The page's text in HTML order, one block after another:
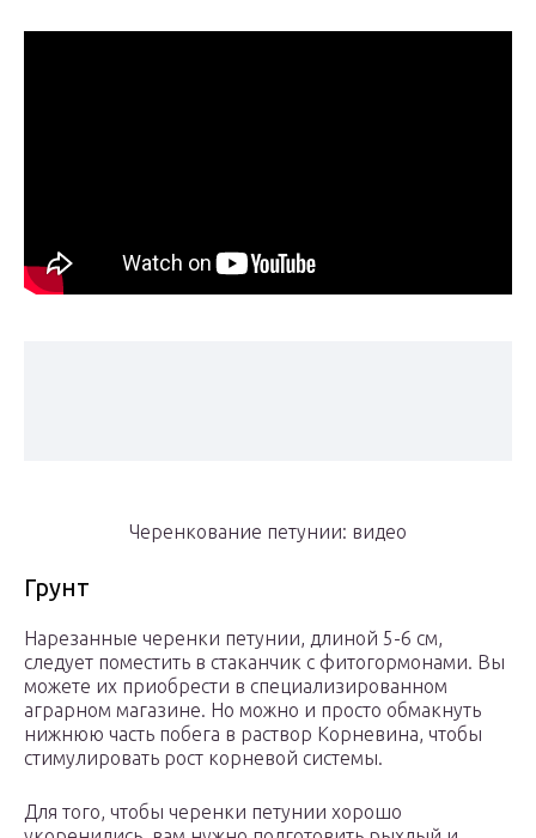
Черенкование петунии: видео
Грунт
Нарезанные черенки петунии, длиной 5-6 см,
следует поместить в стаканчик с фитогормонами. Вы
можете их приобрести в специализированном
аграрном магазине. Но можно и просто обмакнуть
нижнюю часть побега в раствор Корневина, чтобы
стимулировать рост корневой системы.
Для того, чтобы черенки петунии хорошо